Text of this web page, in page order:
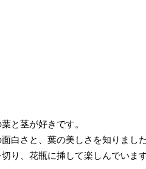
と茎が好きです。
白さと、葉の美しさを知りました
り、花瓶に挿して楽しんでいます